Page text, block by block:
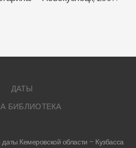
ДАТЫ
БИБЛИОТЕКА
Кемеровской области – Кузбасса